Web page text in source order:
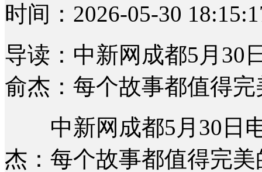
时间：2026-05-30
导读：中新网成都5月30
俞杰：每个故事都值得
中新网成都5月30日电
杰：每个故事都值得完美